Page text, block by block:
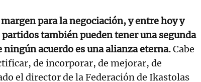
para la negociación, y entre hoy y
también pueden tener una segunda
acuerdo es una alianza eterna.Cabe
de incorporar, de mejorar, de
el director de la Federación de Ikastolas